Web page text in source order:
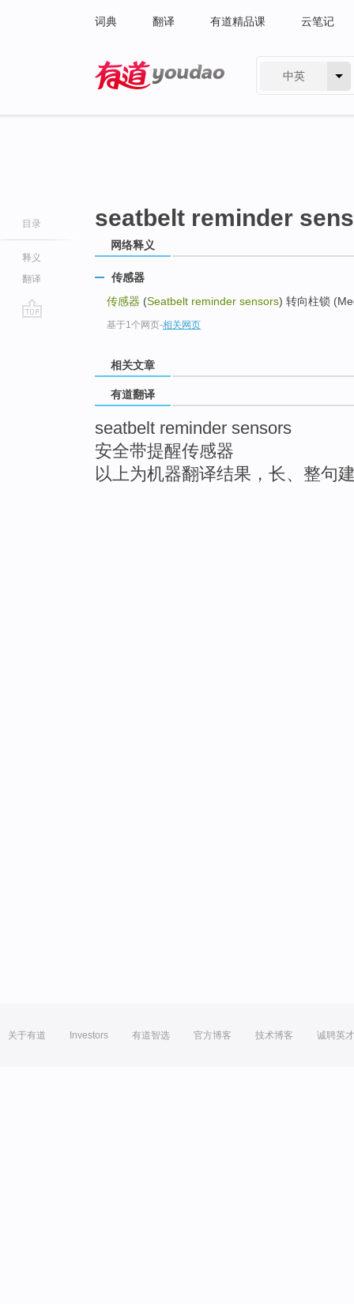
词典 翻译 有道精品课 云笔记
中英
目录
释义
翻译
seatbelt reminder
网络释义
传感器
传感器 (Seatbelt reminder sensors) 转向柱锁
基于1个网页-相关网页
相关文章
有道翻译
seatbelt reminder sensors
安全带提醒传感器
以上为机器翻译结果，长、整句
关于有道 Investors 有道智选 官方博客 技术博客 诚聘英才